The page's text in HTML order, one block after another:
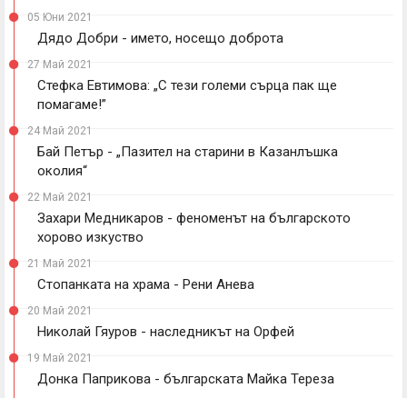
05 Юни 2021
Дядо Добри - името, носещо доброта
27 Май 2021
Стефка Евтимова: „С тези големи сърца пак ще
помагаме!”
24 Май 2021
Бай Петър - „Пазител на старини в Казанлъшка
околия“
22 Май 2021
Захари Медникаров - феноменът на българското
хорово изкуство
21 Май 2021
Стопанката на храма - Рени Анева
20 Май 2021
Николай Гяуров - наследникът на Орфей
19 Май 2021
Донка Паприкова - българската Майка Тереза